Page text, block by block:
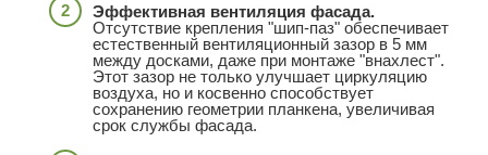
Эффективная вентиляция фасада.
Отсутствие крепления "шип-паз" обеспечивает
естественный вентиляционный зазор в 5 мм
между досками, даже при монтаже "внахлест".
Этот зазор не только улучшает циркуляцию
воздуха, но и косвенно способствует
сохранению геометрии планкена, увеличивая
срок службы фасада.